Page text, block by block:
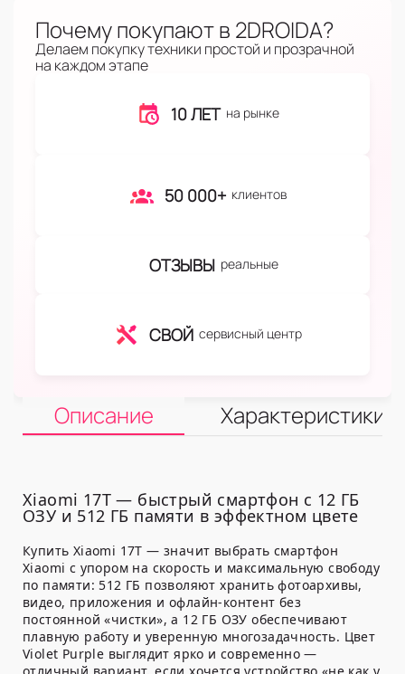
Почему покупают в 2DROIDA?
Делаем покупку техники простой и прозрачной
на каждом этапе
10 ЛЕТ на рынке
50 000+ клиентов
ОТЗЫВЫ реальные
СВОЙ сервисный центр
Описание Характеристики
Xiaomi 17T — быстрый смартфон с 12 ГБ
ОЗУ и 512 ГБ памяти в эффектном цвете
Купить Xiaomi 17T — значит выбрать смартфон
Xiaomi с упором на скорость и максимальную свободу
по памяти: 512 ГБ позволяют хранить фотоархивы,
видео, приложения и офлайн-контент без
постоянной «чистки», а 12 ГБ ОЗУ обеспечивают
плавную работу и уверенную многозадачность. Цвет
Violet Purple выглядит ярко и современно —